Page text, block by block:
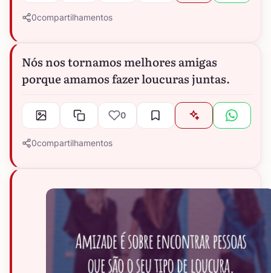
0compartilhamentos
Nós nos tornamos melhores amigas
porque amamos fazer loucuras juntas.
0
0compartilhamentos